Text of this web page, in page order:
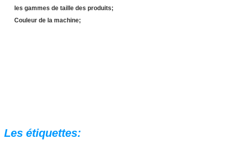
les gammes de taille des produits;
Couleur de la machine;
Les étiquettes: